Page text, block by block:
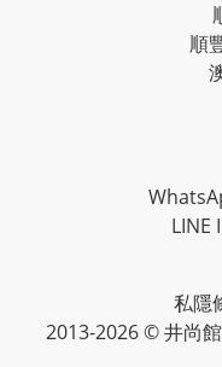
順
LINE
私隱
2013-2026 © 井尚